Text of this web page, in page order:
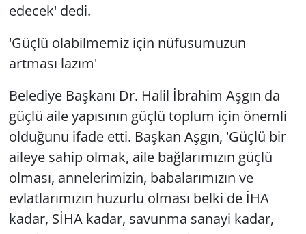
edecek' dedi.
'Güçlü olabilmemiz için nüfusumuzun
artması lazım'
Belediye Başkanı Dr. Halil İbrahim Aşgın da
güçlü aile yapısının güçlü toplum için önemli
olduğunu ifade etti. Başkan Aşgın, 'Güçlü bir
aileye sahip olmak, aile bağlarımızın güçlü
olması, annelerimizin, babalarımızın ve
evlatlarımızın huzurlu olması belki de İHA
kadar, SİHA kadar, savunma sanayi kadar,